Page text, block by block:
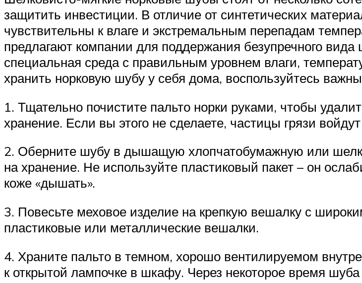
защитить инвестиции. В отличие от синтетических
чувствительны к влаге и экстремальным перепадам
предлагают компании для поддержания безупречного
специальная среда с правильным уровнем влаги,
хранить норковую шубу у себя дома, воспользуйтесь
1. Тщательно почистите пальто норки руками, чтобы
хранение. Если вы этого не сделаете, частицы грязи
2. Оберните шубу в дышащую хлопчатобумажную или
на хранение. Не используйте пластиковый пакет – он
коже «дышать».
3. Повесьте меховое изделие на крепкую вешалку с
пластиковые или металлические вешалки.
4. Храните пальто в темном, хорошо вентилируемом
к открытой лампочке в шкафу. Через некоторое время